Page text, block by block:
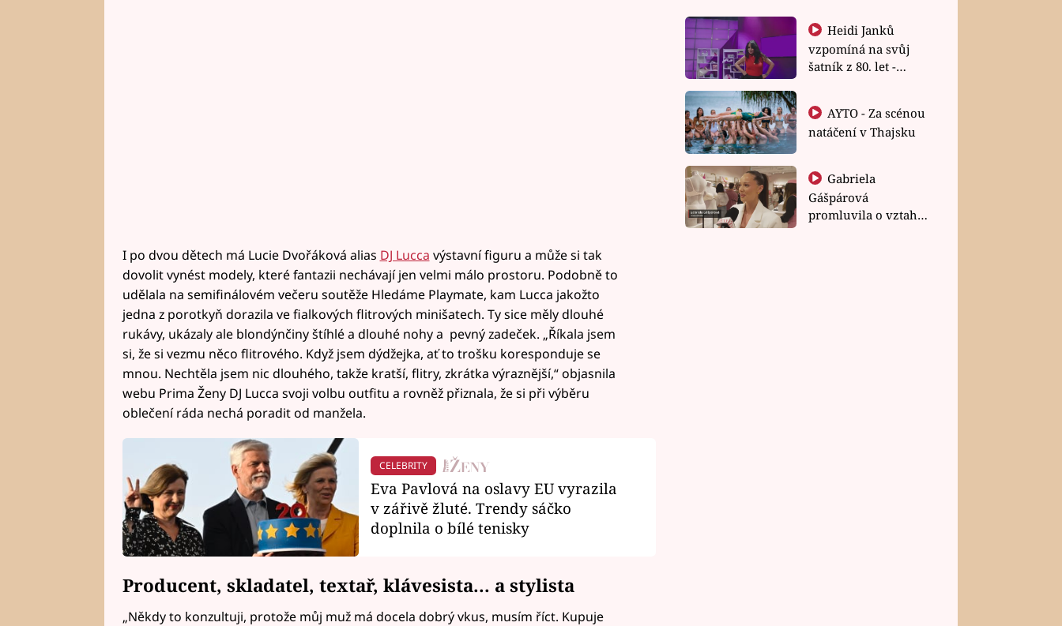
I po dvou dětech má Lucie Dvořáková alias DJ Lucca výstavní figuru a může si tak
dovolit vynést modely, které fantazii nechávají jen velmi málo prostoru. Podobně to
udělala na semifinálovém večeru soutěže Hledáme Playmate, kam Lucca jakožto
jedna z porotkyň dorazila ve fialkových flitrových minišatech. Ty sice měly dlouhé
rukávy, ukázaly ale blondýnčiny štíhlé a dlouhé nohy a pevný zadeček. „Říkala jsem
si, že si vezmu něco flitrového. Když jsem dýdžejka, ať to trošku koresponduje se
mnou. Nechtěla jsem nic dlouhého, takže kratší, flitry, zkrátka výraznější,“ objasnila
webu Prima Ženy DJ Lucca svoji volbu outfitu a rovněž přiznala, že si při výběru
oblečení ráda nechá poradit od manžela.
CELEBRITY
Eva Pavlová na oslavy EU vyrazila
v zářivě žluté. Trendy sáčko
doplnila o bílé tenisky
Producent, skladatel, textař, klávesista... a stylista
„Někdy to konzultuji, protože můj muž má docela dobrý vkus, musím říct. Kupuje
Heidi Janků
vzpomíná na svůj
šatník z 80. let -
natáčení v Thajsku
Gabriela
Gášpárová
promluvila o vztahu